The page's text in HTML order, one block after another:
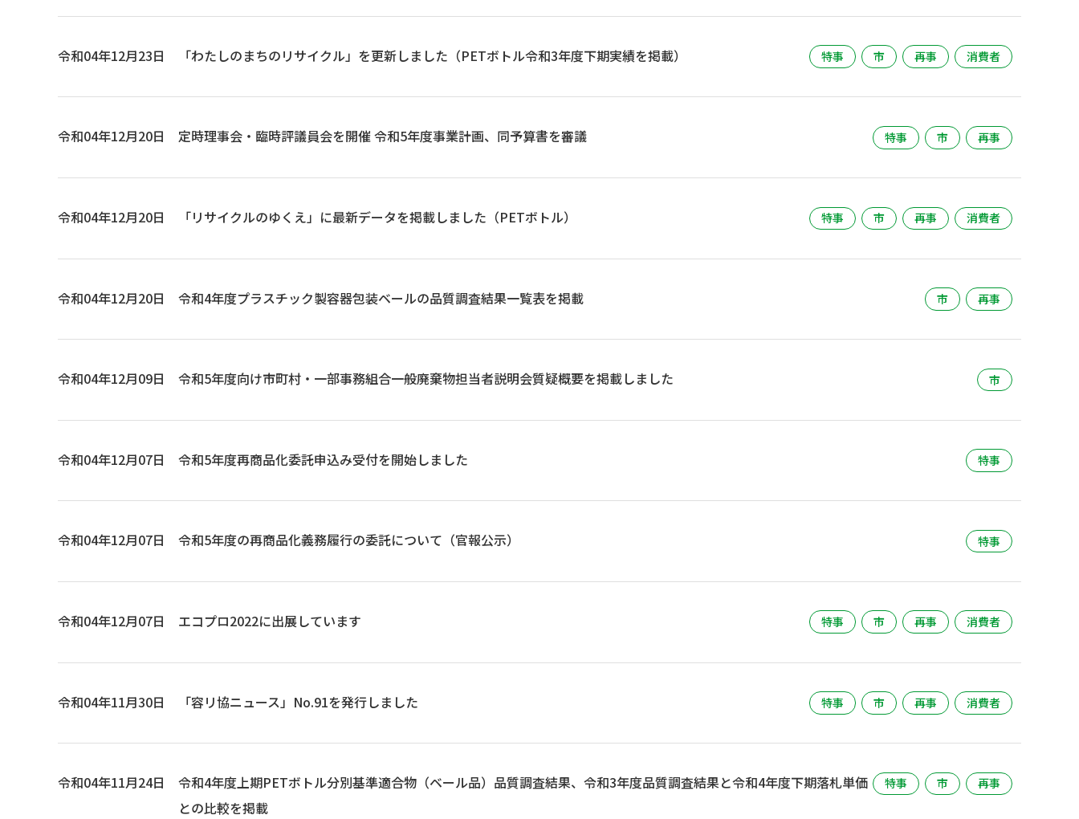
令和04年12月23日 「わたしのまちのリサイクル」を更新しました（PETボトル令和3年度下期実績を掲載） 特事 市 再事 消費者
令和04年12月20日 定時理事会・臨時評議員会を開催 令和5年度事業計画、同予算書を審議 特事 市 再事
令和04年12月20日 「リサイクルのゆくえ」に最新データを掲載しました（PETボトル） 特事 市 再事 消費者
令和04年12月20日 令和4年度プラスチック製容器包装ベールの品質調査結果一覧表を掲載 市 再事
令和04年12月09日 令和5年度向け市町村・一部事務組合一般廃棄物担当者説明会質疑概要を掲載しました 市
令和04年12月07日 令和5年度再商品化委託申込み受付を開始しました 特事
令和04年12月07日 令和5年度の再商品化義務履行の委託について（官報公示） 特事
令和04年12月07日 エコプロ2022に出展しています 特事 市 再事 消費者
令和04年11月30日 「容リ協ニュース」No.91を発行しました 特事 市 再事 消費者
令和04年11月24日
令和4年度上期PETボトル分別基準適合物（ベール品）品質調査結果、令和3年度品質調査結果と令和4年度下期落札単価
との比較を掲載
特事 市 再事